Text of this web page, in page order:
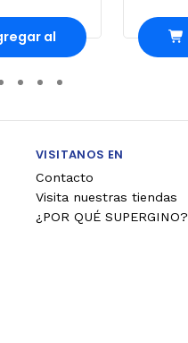
al
VISITANOS EN
Contacto
Visita nuestras tiendas
¿POR QUÉ SUPERGINO?